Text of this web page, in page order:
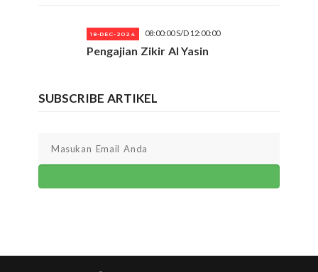
18-DEC-2024 08:00:00 S/D 12:00:00
Pengajian Zikir Al Yasin
SUBSCRIBE ARTIKEL